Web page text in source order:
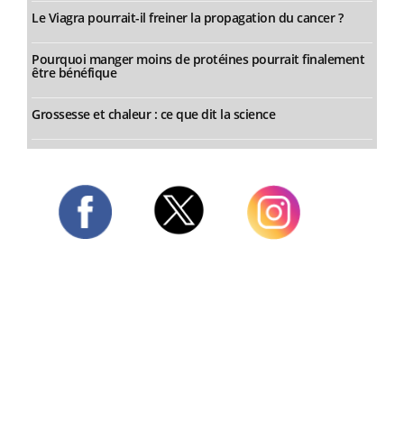
Le Viagra pourrait-il freiner la propagation du cancer ?
Pourquoi manger moins de protéines pourrait finalement
être bénéfique
Grossesse et chaleur : ce que dit la science